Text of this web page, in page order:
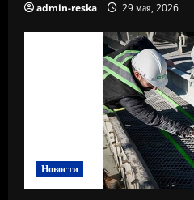
admin-reska 29 мая, 2026
Новости